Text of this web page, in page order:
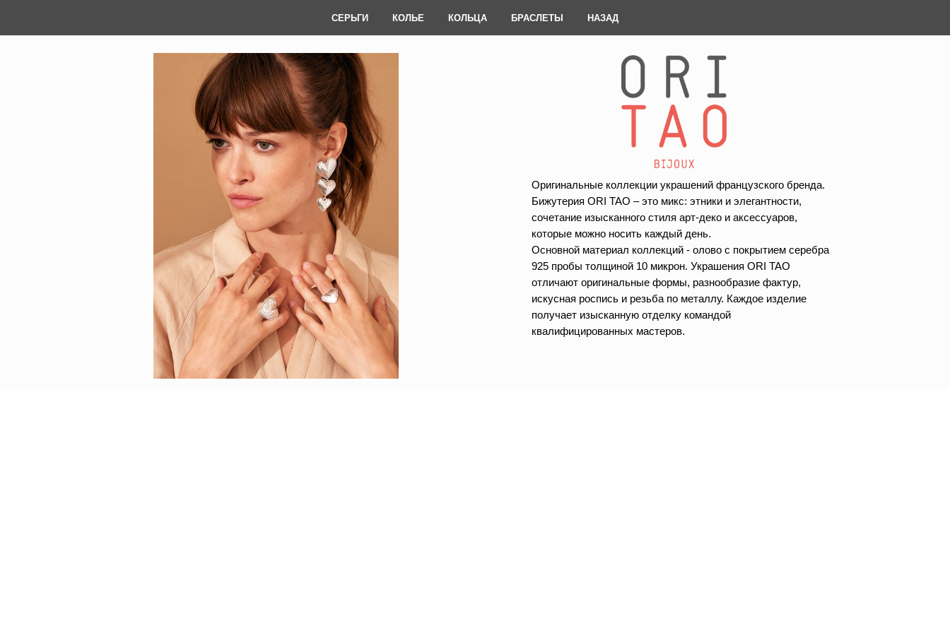
СЕРЬГИ КОЛЬЕ КОЛЬЦА БРАСЛЕТЫ НАЗАД
Оригинальные коллекции украшений французского бренда.
Бижутерия ORI TAO – это микс: этники и элегантности,
сочетание изысканного стиля арт-деко и аксессуаров,
которые можно носить каждый день.
Основной материал коллекций - олово с покрытием серебра
925 пробы толщиной 10 микрон. Украшения ORI TAO
отличают оригинальные формы, разнообразие фактур,
искусная роспись и резьба по металлу. Каждое изделие
получает изысканную отделку командой
квалифицированных мастеров.